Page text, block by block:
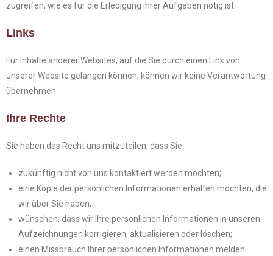
zugreifen, wie es für die Erledigung ihrer Aufgaben nötig ist.
Links
Für Inhalte anderer Websites, auf die Sie durch einen Link von
unserer Website gelangen können, können wir keine Verantwortung
übernehmen.
Ihre Rechte
Sie haben das Recht uns mitzuteilen, dass Sie:
zukünftig nicht von uns kontaktiert werden möchten;
eine Kopie der persönlichen Informationen erhalten möchten, die
wir über Sie haben;
wünschen, dass wir Ihre persönlichen Informationen in unseren
Aufzeichnungen korrigieren, aktualisieren oder löschen;
einen Missbrauch Ihrer persönlichen Informationen melden